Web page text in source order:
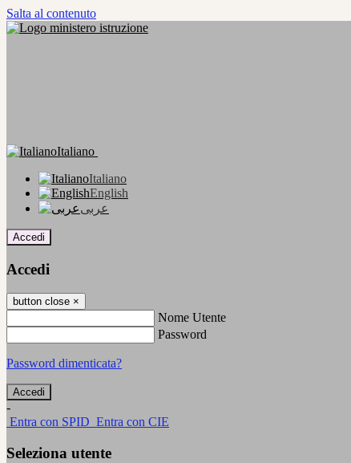
Salta al contenuto
Italiano
Italiano
English
عربى
Accedi
Accedi
button close ×
Nome Utente
Password
Password dimenticata?
-
Entra con SPID Entra con CIE
Seleziona utente